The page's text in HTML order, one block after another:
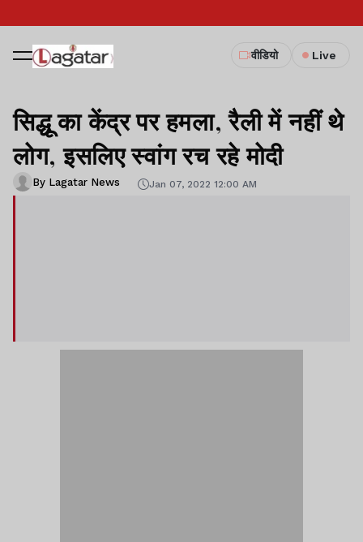
वीडियो Live
सिद्धू का केंद्र पर हमला, रैली में नहीं थे
लोग, इसलिए स्वांग रच रहे मोदी
By Lagatar News Jan 07, 2022 12:00 AM